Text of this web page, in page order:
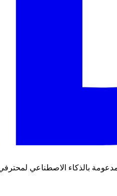
بالذكاء الاصطناعي